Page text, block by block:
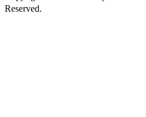
Reserved.